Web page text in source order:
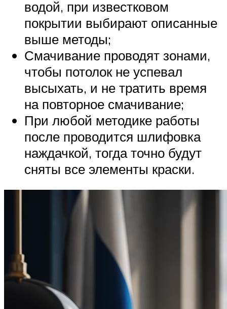
водой, при известковом
покрытии выбирают описанные
выше методы;
Смачивание проводят зонами,
чтобы потолок не успевал
высыхать, и не тратить время
на повторное смачивание;
При любой методике работы
после проводится шлифовка
наждачкой, тогда точно будут
сняты все элементы краски.